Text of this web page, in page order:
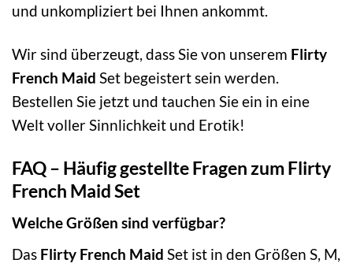
und unkompliziert bei Ihnen ankommt.
Wir sind überzeugt, dass Sie von unserem Flirty
French Maid Set begeistert sein werden.
Bestellen Sie jetzt und tauchen Sie ein in eine
Welt voller Sinnlichkeit und Erotik!
FAQ – Häufig gestellte Fragen zum Flirty
French Maid Set
Welche Größen sind verfügbar?
Das Flirty French Maid Set ist in den Größen S, M,